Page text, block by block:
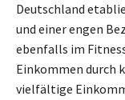
Deutschland
und einer engen
ebenfalls im
Einkommen durch
vielfältige